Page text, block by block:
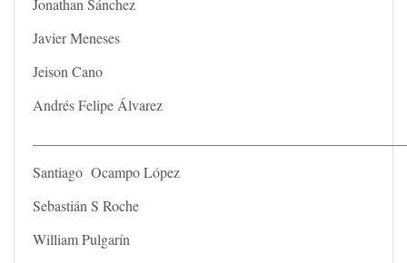
Jonathan Sánchez
Javier Meneses
Jeison Cano
Andrés Felipe Álvarez
Santiago Ocampo López
Sebastián S Roche
William Pulgarín